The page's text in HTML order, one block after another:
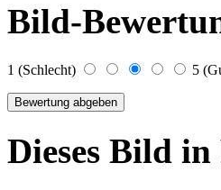
Bild-
1 (Schlecht) 5
Dieses Bild